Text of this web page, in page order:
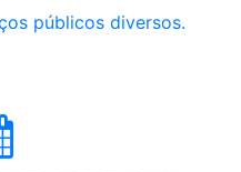
públicos diversos.